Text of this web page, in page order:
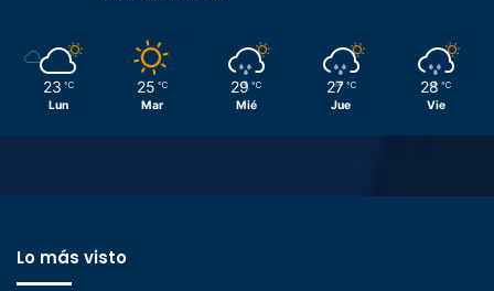
23 ℃
Lun
25 ℃
Mar
29 ℃
Mié
27 ℃
Jue
28 ℃
Vie
Lo más visto